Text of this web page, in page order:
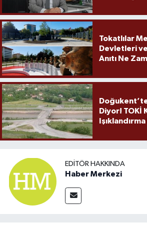
Tokatlılar
Devletleri
Anıtı Ne
Diyor! TOKİ
EDITÖR HAKKINDA
Haber Merkezi